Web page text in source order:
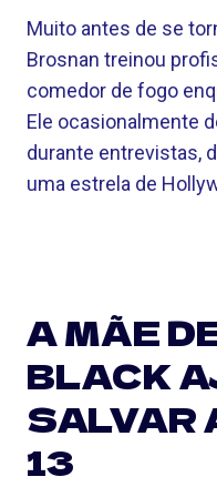
Muito antes de se
Brosnan treinou
comedor de fogo
Ele ocasionalmente
durante entrevistas,
uma estrela de
A MÃE
BLACK
SALVAR
13